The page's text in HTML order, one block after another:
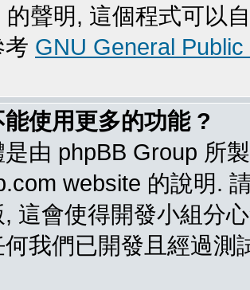
的聲明, 這個程式可以
考 GNU General
使用更多的功能 ?
由 phpBB Group 所
website 的說明.
, 這會使得開發小組分
我們已開發且經過測